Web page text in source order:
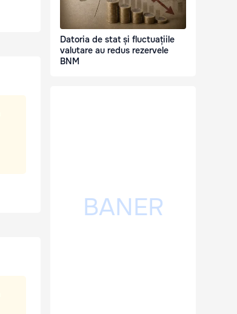
Datoria de stat și fluctuațiile
valutare au redus rezervele
BNM